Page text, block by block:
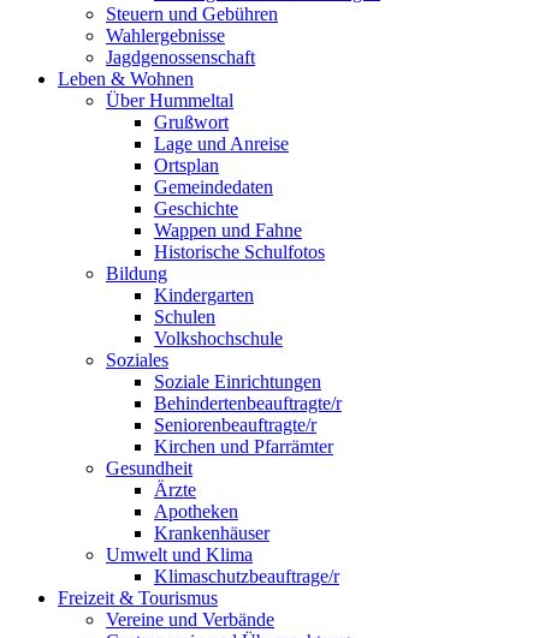
Steuern und Gebühren
Wahlergebnisse
Jagdgenossenschaft
Leben & Wohnen
Über Hummeltal
Grußwort
Lage und Anreise
Ortsplan
Gemeindedaten
Geschichte
Wappen und Fahne
Historische Schulfotos
Bildung
Kindergarten
Schulen
Volkshochschule
Soziales
Soziale Einrichtungen
Behindertenbeauftragte/r
Seniorenbeauftragte/r
Kirchen und Pfarrämter
Gesundheit
Ärzte
Apotheken
Krankenhäuser
Umwelt und Klima
Klimaschutzbeauftrage/r
Freizeit & Tourismus
Vereine und Verbände